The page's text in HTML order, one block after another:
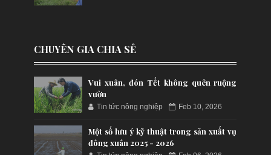
CHUYÊN GIA CHIA SẺ
Vui xuân, đón Tết không quên ruộng
vườn
Tin tức nông nghiệp Feb 10, 2026
Một số lưu ý kỹ thuật trong sản xuất vụ
đông xuân 2025 - 2026